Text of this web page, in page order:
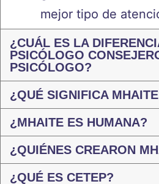
mejor tipo de
¿CUÁL ES LA
PSICÓLOGO
PSICÓLOGO?
¿QUÉ SIGNIFICA
¿MHAITE ES HUMANA?
¿QUIÉNES CREARON
¿QUÉ ES CETEP?